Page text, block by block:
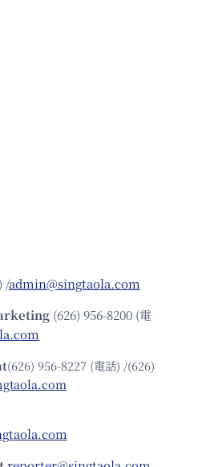
/admin@singtaola.com
(626) 956-8200 (電
(626) 956-8227 (電話) /(626)